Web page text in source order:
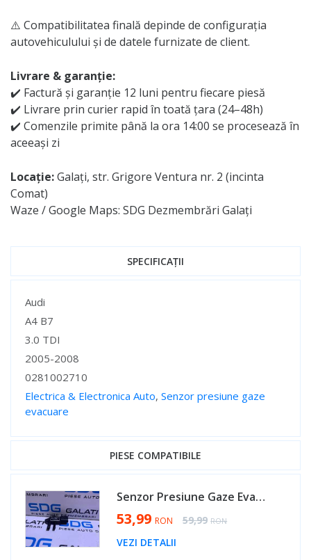
⚠️ Compatibilitatea finală depinde de configurația
autovehiculului și de datele furnizate de client.
Livrare & garanție:
✔️ Factură și garanție 12 luni pentru fiecare piesă
✔️ Livrare prin curier rapid în toată țara (24–48h)
✔️ Comenzile primite până la ora 14:00 se procesează în
aceeași zi
Locație:Galați, str. Grigore Ventura nr. 2 (incinta
Comat)
Waze / Google Maps: SDG Dezmembrări Galați
SPECIFICAȚII
Specificații
Audi
A4 B7
3.0 TDI
2005-2008
0281002710
Electrica & Electronica Auto, Senzor presiune gaze
evacuare
PIESE COMPATIBILE
Senzor Presiune Gaze Evacuare VW Tiguan 2.0 TDI 2008 - 2018 Cod 0281002710 [D0694]
Special Price
53,99 RON Regular Price
59,99 RON
VEZI DETALII